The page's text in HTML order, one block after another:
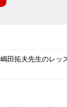
嶋田拓夫先生のレッ